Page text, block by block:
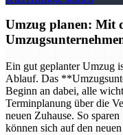
Umzug planen: Mit
Ein gut geplanter Umzug
Ablauf. Das
Beginn an dabei, alle
Terminplanung über die
neuen Zuhause. So
können sich auf den